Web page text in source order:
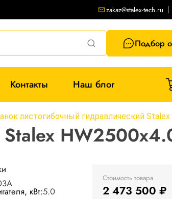
zakaz@stalex-tech.ru
Подбор
Контакты Наш блог
листогибочный гидравлический Stalex
Stalex
кВт:5.0
Стоимость товара
2 473 500 ₽